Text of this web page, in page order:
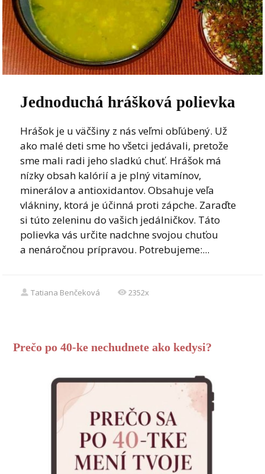
Jednoduchá hrášková polievka
Hrášok je u väčšiny z nás veľmi obľúbený. Už
ako malé deti sme ho všetci jedávali, pretože
sme mali radi jeho sladkú chuť. Hrášok má
nízky obsah kalórií a je plný vitamínov,
minerálov a antioxidantov. Obsahuje veľa
vlákniny, ktorá je účinná proti zápche. Zaraďte
si túto zeleninu do vašich jedálničkov. Táto
polievka vás určite nadchne svojou chuťou
a nenáročnou prípravou. Potrebujeme:...
Tatiana Benčeková 2352x
Prečo po 40-ke nechudnete ako kedysi?